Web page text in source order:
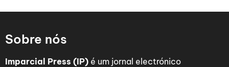
Sobre nós
Imparcial Press (IP) é um jornal electrónico